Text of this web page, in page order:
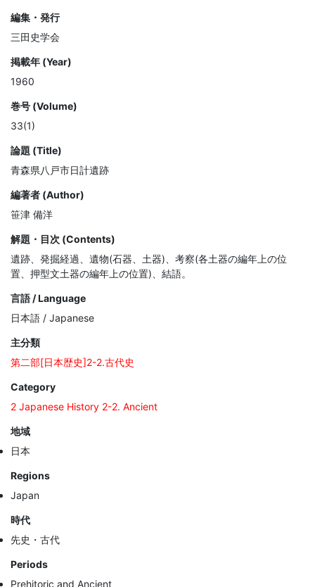
編集・発行
三田史学会
掲載年 (Year)
1960
巻号 (Volume)
33(1)
論題 (Title)
青森県八戸市日計遺跡
編著者 (Author)
笹津 備洋
解題・目次 (Contents)
遺跡、発掘経過、遺物(石器、土器)、考察(各土器の編年上の位
置、押型文土器の編年上の位置)、結語。
言語 / Language
日本語 / Japanese
主分類
第二部[日本歴史]2-2.古代史
Category
2 Japanese History 2-2. Ancient
地域
日本
Regions
Japan
時代
先史・古代
Periods
Prehitoric and Ancient